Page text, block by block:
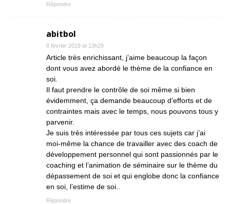
Répondre
abitbol
8 février 2019 at 13h29
Article très enrichissant, j’aime beaucoup la façon
dont vous avez abordé le thème de la confiance en
soi.
Il faut prendre le contrôle de soi même si bien
évidemment, ça demande beaucoup d’efforts et de
contraintes mais avec le temps, nous pouvons tous y
parvenir.
Je suis très intéressée par tous ces sujets car j’ai
moi-même la chance de travailler avec des coach de
développement personnel qui sont passionnés par le
coaching et l’animation de séminaire sur le thème du
dépassement de soi et qui englobe donc la confiance
en soi, l’estime de soi..
Répondre